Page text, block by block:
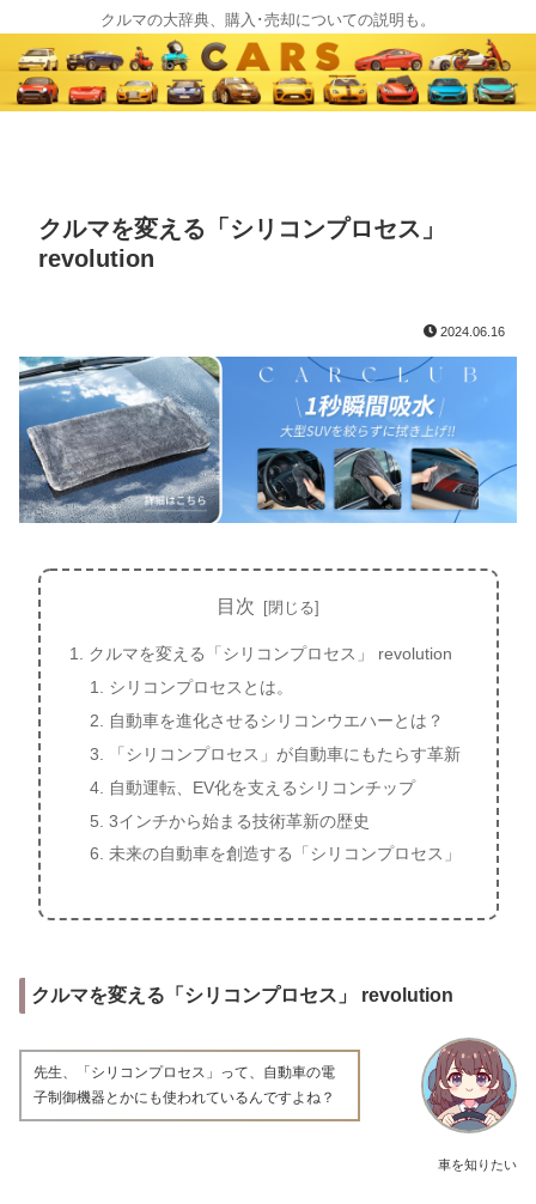
クルマの大辞典、購入･売却についての説明も。
クルマを変える「シリコンプロセス」
revolution
2024.06.16
目次
クルマを変える「シリコンプロセス」 revolution
シリコンプロセスとは。
自動車を進化させるシリコンウエハーとは？
「シリコンプロセス」が自動車にもたらす革新
自動運転、EV化を支えるシリコンチップ
3インチから始まる技術革新の歴史
未来の自動車を創造する「シリコンプロセス」
クルマを変える「シリコンプロセス」 revolution
車を知りたい
先生、「シリコンプロセス」って、自動車の電
子制御機器とかにも使われているんですよね？